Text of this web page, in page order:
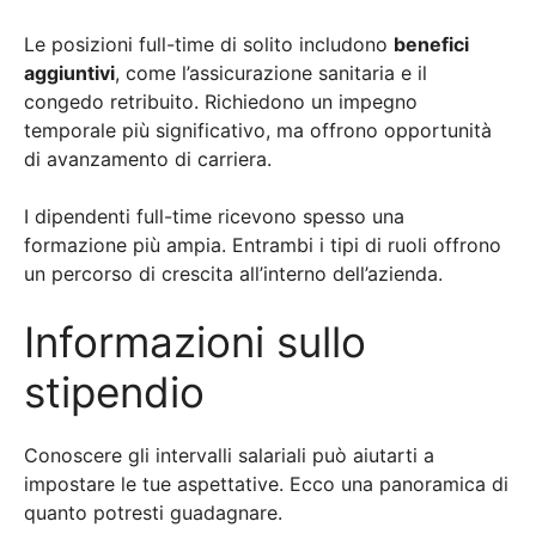
Le posizioni full-time di solito includono benefici
aggiuntivi, come l’assicurazione sanitaria e il
congedo retribuito. Richiedono un impegno
temporale più significativo, ma offrono opportunità
di avanzamento di carriera.
I dipendenti full-time ricevono spesso una
formazione più ampia. Entrambi i tipi di ruoli offrono
un percorso di crescita all’interno dell’azienda.
Informazioni sullo
stipendio
Conoscere gli intervalli salariali può aiutarti a
impostare le tue aspettative. Ecco una panoramica di
quanto potresti guadagnare.